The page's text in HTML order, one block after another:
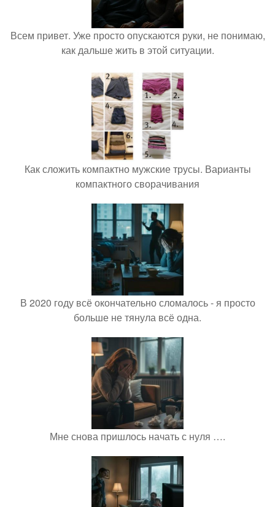
Всем привет. Уже просто опускаются руки, не понимаю,
как дальше жить в этой ситуации.
Как сложить компактно мужские трусы. Варианты
компактного сворачивания
В 2020 году всё окончательно сломалось - я просто
больше не тянула всё одна.
Мне снова пришлось начать с нуля ….